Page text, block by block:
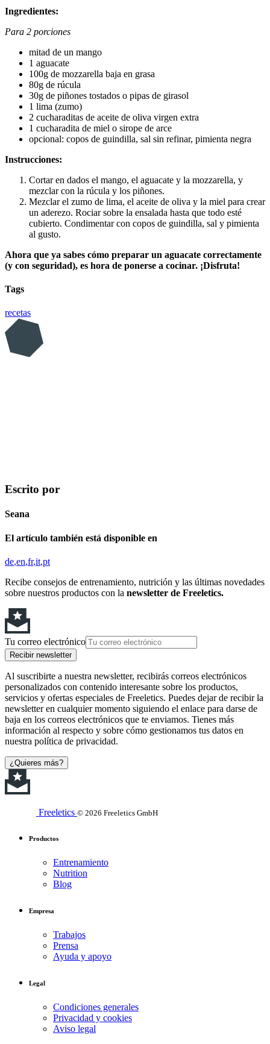
Ingredientes:
Para 2 porciones
mitad de un mango
1 aguacate
100g de mozzarella baja en grasa
80g de rúcula
30g de piñones tostados o pipas de girasol
1 lima (zumo)
2 cucharaditas de aceite de oliva virgen extra
1 cucharadita de miel o sirope de arce
opcional: copos de guindilla, sal sin refinar, pimienta negra
Instrucciones:
Cortar en dados el mango, el aguacate y la mozzarella, y
mezclar con la rúcula y los piñones.
Mezclar el zumo de lima, el aceite de oliva y la miel para crear
un aderezo. Rociar sobre la ensalada hasta que todo esté
cubierto. Condimentar con copos de guindilla, sal y pimienta
al gusto.
Ahora que ya sabes cómo preparar un aguacate correctamente
(y con seguridad), es hora de ponerse a cocinar. ¡Disfruta!
Tags
recetas
Escrito por
Seana
El artículo también está disponible en
de en fr it pt
Recibe consejos de entrenamiento, nutrición y las últimas novedades
sobre nuestros productos con la newsletter de Freeletics.
Tu correo electrónico
Recibir newsletter
Al suscribirte a nuestra newsletter, recibirás correos electrónicos
personalizados con contenido interesante sobre los productos,
servicios y ofertas especiales de Freeletics. Puedes dejar de recibir la
newsletter en cualquier momento siguiendo el enlace para darse de
baja en los correos electrónicos que te enviamos. Tienes más
información al respecto y sobre cómo gestionamos tus datos en
nuestra política de privacidad.
¿Quieres más?
Freeletics © 2026 Freeletics GmbH
Productos
Entrenamiento
Nutrition
Blog
Empresa
Trabajos
Prensa
Ayuda y apoyo
Legal
Condiciones generales
Privacidad y cookies
Aviso legal